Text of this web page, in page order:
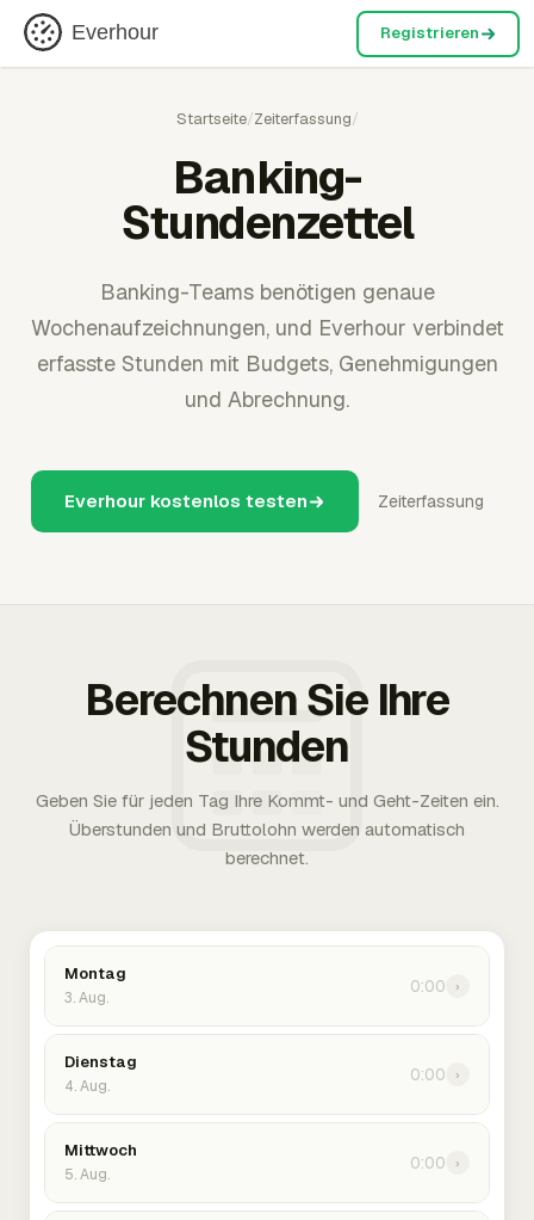
Everhour Registrieren
Startseite/Zeiterfassung/
Banking-
Stundenzettel
Banking-Teams benötigen genaue
Wochenaufzeichnungen, und Everhour verbindet
erfasste Stunden mit Budgets, Genehmigungen
und Abrechnung.
Everhour kostenlos testen Zeiterfassung
Berechnen Sie Ihre
Stunden
Geben Sie für jeden Tag Ihre Kommt- und Geht-Zeiten ein.
Überstunden und Bruttolohn werden automatisch
berechnet.
Montag
3. Aug.
0:00 ›
Dienstag
4. Aug.
0:00 ›
Mittwoch
5. Aug.
0:00 ›